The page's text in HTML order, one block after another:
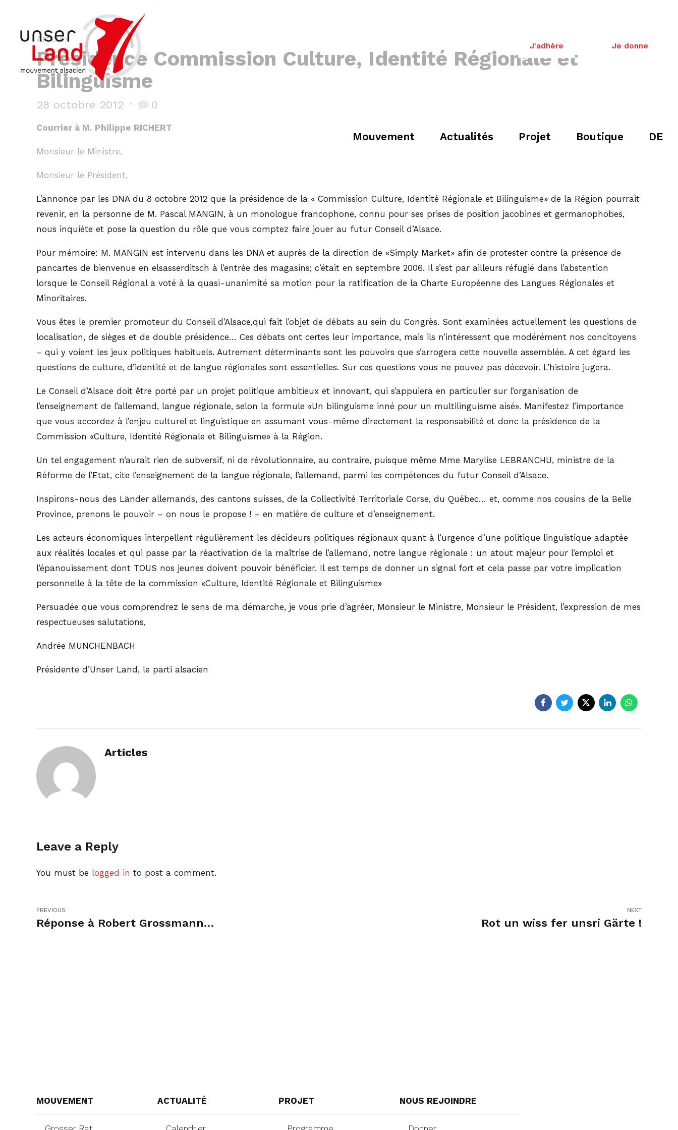
J'adhère Je donne
Mouvement Actualités Projet Boutique DE
Articles
Présidence Commission Culture, Identité Régionale et
Bilinguisme
28 octobre 2012 0
Courrier à M. Philippe RICHERT
Monsieur le Ministre,
Monsieur le Président,
L’annonce par les DNA du 8 octobre 2012 que la présidence de la « Commission Culture, Identité Régionale et Bilinguisme» de la Région pourrait
revenir, en la personne de M. Pascal MANGIN, à un monologue francophone, connu pour ses prises de position jacobines et germanophobes,
nous inquiète et pose la question du rôle que vous comptez faire jouer au futur Conseil d’Alsace.
Pour mémoire: M. MANGIN est intervenu dans les DNA et auprès de la direction de «Simply Market» afin de protester contre la présence de
pancartes de bienvenue en elsasserditsch à l’entrée des magasins; c’était en septembre 2006. Il s’est par ailleurs réfugié dans l’abstention
lorsque le Conseil Régional a voté à la quasi-unanimité sa motion pour la ratification de la Charte Européenne des Langues Régionales et
Minoritaires.
Vous êtes le premier promoteur du Conseil d’Alsace,qui fait l’objet de débats au sein du Congrès. Sont examinées actuellement les questions de
localisation, de sièges et de double présidence… Ces débats ont certes leur importance, mais ils n’intéressent que modérément nos concitoyens
– qui y voient les jeux politiques habituels. Autrement déterminants sont les pouvoirs que s’arrogera cette nouvelle assemblée. A cet égard les
questions de culture, d’identité et de langue régionales sont essentielles. Sur ces questions vous ne pouvez pas décevoir. L’histoire jugera.
Le Conseil d’Alsace doit être porté par un projet politique ambitieux et innovant, qui s’appuiera en particulier sur l’organisation de
l’enseignement de l’allemand, langue régionale, selon la formule «Un bilinguisme inné pour un multilinguisme aisé». Manifestez l’importance
que vous accordez à l’enjeu culturel et linguistique en assumant vous-même directement la responsabilité et donc la présidence de la
Commission «Culture, Identité Régionale et Bilinguisme» à la Région.
Un tel engagement n’aurait rien de subversif, ni de révolutionnaire, au contraire, puisque même Mme Marylise LEBRANCHU, ministre de la
Réforme de l’Etat, cite l’enseignement de la langue régionale, l’allemand, parmi les compétences du futur Conseil d’Alsace.
Inspirons-nous des Länder allemands, des cantons suisses, de la Collectivité Territoriale Corse, du Québec… et, comme nos cousins de la Belle
Province, prenons le pouvoir – on nous le propose ! – en matière de culture et d’enseignement.
Les acteurs économiques interpellent régulièrement les décideurs politiques régionaux quant à l’urgence d’une politique linguistique adaptée
aux réalités locales et qui passe par la réactivation de la maîtrise de l’allemand, notre langue régionale : un atout majeur pour l’emploi et
l’épanouissement dont TOUS nos jeunes doivent pouvoir bénéficier. Il est temps de donner un signal fort et cela passe par votre implication
personnelle à la tête de la commission «Culture, Identité Régionale et Bilinguisme»
Persuadée que vous comprendrez le sens de ma démarche, je vous prie d’agréer, Monsieur le Ministre, Monsieur le Président, l’expression de mes
respectueuses salutations,
Andrée MUNCHENBACH
Présidente d’Unser Land, le parti alsacien
Articles
Leave a Reply
You must be logged in to post a comment.
PREVIOUS
Réponse à Robert Grossmann…
NEXT
Rot un wiss fer unsri Gärte !
MOUVEMENT ACTUALITÉ PROJET NOUS REJOINDRE